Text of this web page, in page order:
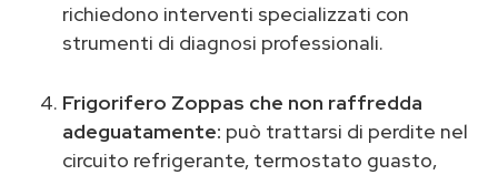
richiedono interventi specializzati con
strumenti di diagnosi professionali.
Frigorifero Zoppas che non raffredda
adeguatamente: può trattarsi di perdite nel
circuito refrigerante, termostato guasto,